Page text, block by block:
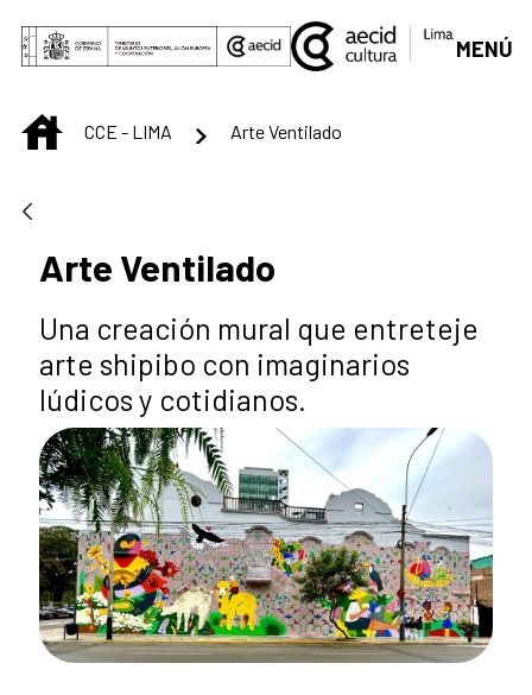
Saltar al contenido principal
MENÚ
INICIOCCE - LIMA Arte Ventilado
Arte Ventilado
Una creación mural que entreteje
arte shipibo con imaginarios
lúdicos y cotidianos.